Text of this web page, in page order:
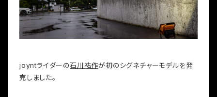
joyntライダーの石川祐作が初のシグネチャーモデルを発
売しました。